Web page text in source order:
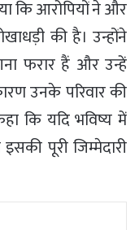
कि आरोपियों ने और
की है। उन्होंने
फरार हैं और उन्हें
उनके परिवार की
कि यदि भविष्य में
पूरी जिम्मेदारी